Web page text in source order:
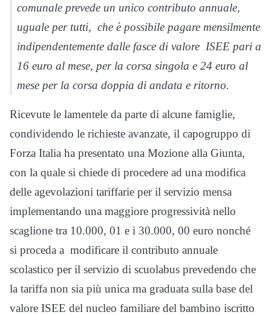
comunale prevede un unico contributo annuale,
uguale per tutti, che è possibile pagare mensilmente
indipendentemente dalle fasce di valore ISEE pari a
16 euro al mese, per la corsa singola e 24 euro al
mese per la corsa doppia di andata e ritorno.
Ricevute le lamentele da parte di alcune famiglie,
condividendo le richieste avanzate, il capogruppo di
Forza Italia ha presentato una Mozione alla Giunta,
con la quale si chiede di procedere ad una modifica
delle agevolazioni tariffarie per il servizio mensa
implementando una maggiore progressività nello
scaglione tra 10.000, 01 e i 30.000, 00 euro nonché
si proceda a modificare il contributo annuale
scolastico per il servizio di scuolabus prevedendo che
la tariffa non sia più unica ma graduata sulla base del
valore ISEE del nucleo familiare del bambino iscritto